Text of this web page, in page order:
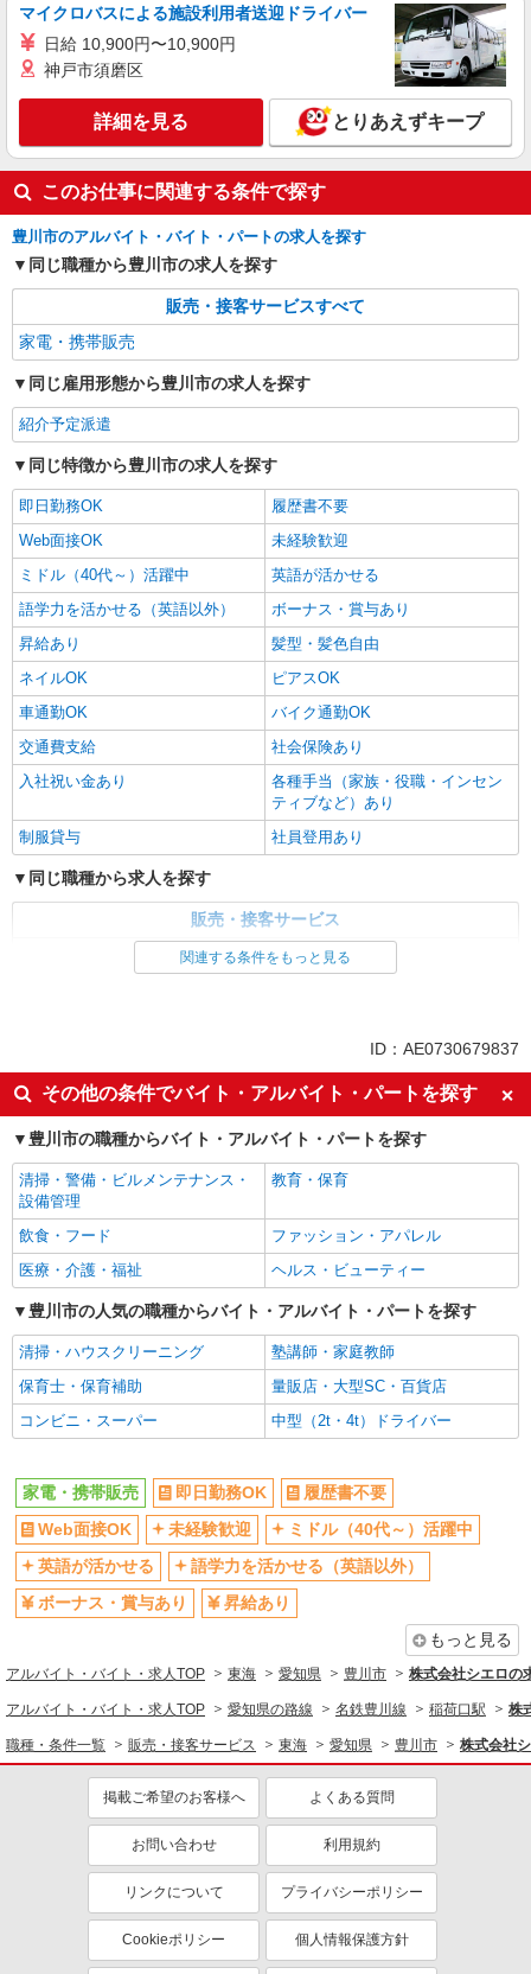
スマホ携帯販売【エーユー】
月給273200円 ※研修期間6か月・時給1550
円〜 ※残業手当別途支給 ★交通費別途支給（規定
社祝い金10万円支給(規定有) お友達を紹介頂くと,
インセンティブ支給(規定有) ゜・。○。・゜
+゜・。○。・゜+゜
キープ 詳細を見る
マイクロバスによる施設利用者送迎ドライバー
日給 10,900円〜10,900円
神戸市須磨区
詳細を見る とりあえずキープ
このお仕事に関連する条件で探す
豊川市のアルバイト・バイト・パートの求人を探す
同じ職種から豊川市の求人を探す
販売・接客サービスすべて
家電・携帯販売
同じ雇用形態から豊川市の求人を探す
紹介予定派遣
同じ特徴から豊川市の求人を探す
即日勤務OK
履歴書不要
Web面接OK
未経験歓迎
ミドル（40代～）活躍中
英語が活かせる
語学力を活かせる（英語以外）
ボーナス・賞与あり
昇給あり
髪型・髪色自由
ネイルOK
ピアスOK
車通勤OK
バイク通勤OK
交通費支給
社会保険あり
入社祝い金あり
各種手当（家族・役職・インセン
ティブなど）あり
制服貸与
社員登用あり
同じ職種から求人を探す
販売・接客サービス
英語が活かせる
ボーナス・賞与あり
車通勤OK
交通費支給
社会保険あり
社員登用あり
関連する条件をもっと見る
ID：AE0730679837
その他の条件でバイト・アルバイト・パートを探す
豊川市の職種からバイト・アルバイト・パートを探す
清掃・警備・ビルメンテナンス・
設備管理
教育・保育
飲食・フード
ファッション・アパレル
医療・介護・福祉
ヘルス・ビューティー
豊川市の人気の職種からバイト・アルバイト・パートを探す
清掃・ハウスクリーニング
塾講師・家庭教師
保育士・保育補助
量販店・大型SC・百貨店
コンビニ・スーパー
中型（2t・4t）ドライバー
家電・携帯販売 即日勤務OK
履歴書不要
Web面接OK
未経験歓迎
ミドル（40代～）活躍中
英語が活かせる
語学力を活かせる（英語以外）
ボーナス・賞与あり
昇給あり
もっと見る
アルバイト・バイト・求人TOP 東海 愛知県 豊川市 株式会社シエロの
アルバイト・バイト・求人TOP 愛知県の路線 名鉄豊川線 稲荷口駅 株
職種・条件一覧 販売・接客サービス 東海 愛知県 豊川市 株式会社
掲載ご希望のお客様へ よくある質問
お問い合わせ 利用規約
リンクについて プライバシーポリシー
Cookieポリシー 個人情報保護方針